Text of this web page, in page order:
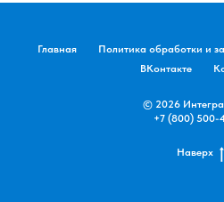
Главная
Политика обработки и
ВКонтакте
© 2026
+7 (800) 500-
Наверх